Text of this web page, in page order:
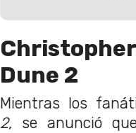
Dune 2
Mientras los
2, se anunció